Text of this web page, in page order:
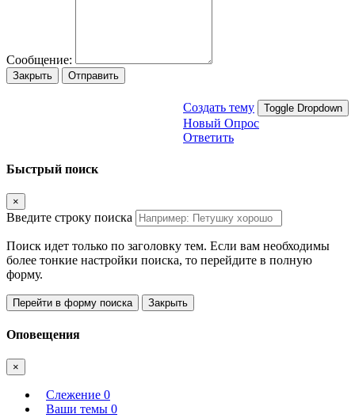
Сообщение:
Закрыть Отправить
Создать тему Toggle Dropdown
Новый Опрос
Ответить
Быстрый поиск
×
Введите строку поиска
Поиск идет только по заголовку тем. Если вам необходимы
более тонкие настройки поиска, то перейдите в полную
форму.
Перейти в форму поиска Закрыть
Оповещения
×
Слежение 0
Ваши темы 0